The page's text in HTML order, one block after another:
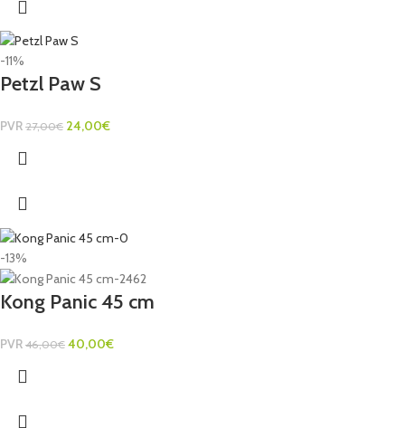
-11%
Petzl Paw S
PVR 27,00€ 24,00€
-13%
Kong Panic 45 cm
PVR 46,00€ 40,00€